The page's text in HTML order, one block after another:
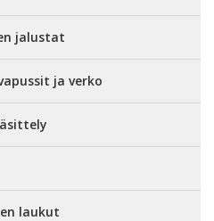
jalustat
ja verko
laukut